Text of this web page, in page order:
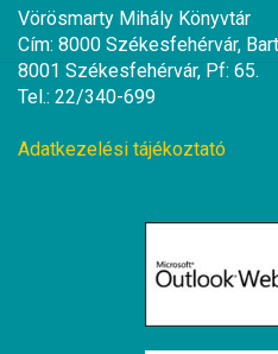
Vörösmarty Mihály Könyvtár
Cím: 8000 Székesfehérvár,
8001 Székesfehérvár, Pf: 65.
Tel.: 22/340-699
Adatkezelési tájékoztató